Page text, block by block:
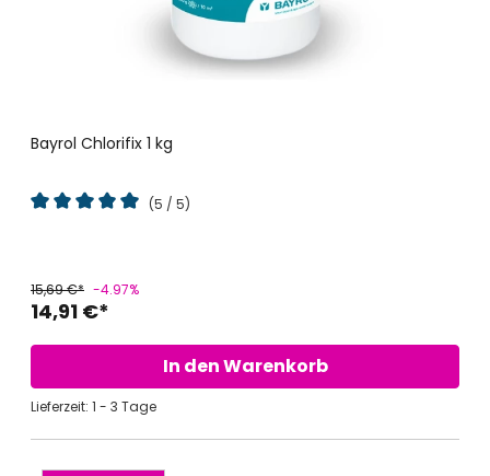
Bayrol Chlorifix 1 kg
(5 / 5)
14,91 €*
15,69 €* -4.97%
In den Warenkorb
Lieferzeit: 1 - 3 Tage